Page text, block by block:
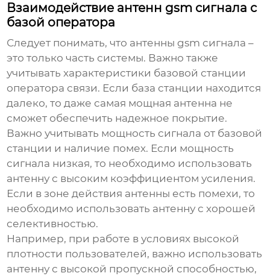
Взаимодействие антенн gsm сигнала с
базой оператора
Следует понимать, что антенны gsm сигнала –
это только часть системы. Важно также
учитывать характеристики базовой станции
оператора связи. Если база станции находится
далеко, то даже самая мощная антенна не
сможет обеспечить надежное покрытие.
Важно учитывать мощность сигнала от базовой
станции и наличие помех. Если мощность
сигнала низкая, то необходимо использовать
антенну с высоким коэффициентом усиления.
Если в зоне действия антенны есть помехи, то
необходимо использовать антенну с хорошей
селективностью.
Например, при работе в условиях высокой
плотности пользователей, важно использовать
антенну с высокой пропускной способностью,